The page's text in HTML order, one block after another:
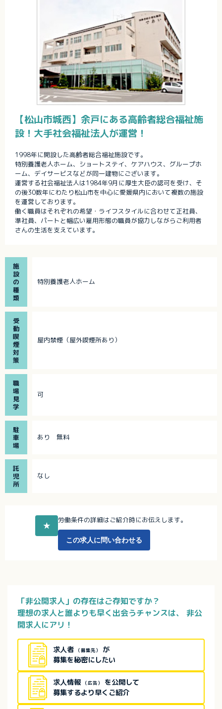
【松山市城西】余戸にある高齢者総合福祉施
設！大手社会福祉法人が運営！
1998年に開設した高齢者総合福祉施設です。
特別養護老人ホーム、ショートステイ、ケアハウス、グループホ
ーム、デイサービスなどが同一建物にございます。
運営する社会福祉法人は1984年9月に厚生大臣の認可を受け、そ
の後30数年にわたり松山市を中心に愛媛県内において複数の施設
を運営しております。
働く職員はそれぞれの希望・ライフスタイルに合わせて正社員、
準社員、パートと幅広い雇用形態の職員が協力しながらご利用者
さんの生活を支えています。
施
設
の
種
類
特別養護老人ホーム
受
動
喫
煙
対
策
屋内禁煙（屋外喫煙所あり）
職
場
見
学
可
駐
車
場
あり 無料
託
児
所
なし
★
労働条件の詳細はご紹介時にお伝えします。
この求人に問い合わせる
「非公開求人」の存在はご存知ですか？
理想の求人と誰よりも早く出会うチャンスは、
非公
開求人にアリ！
求人者 （募集先）
が
募集を秘密にしたい
求人情報 （広告）
を公開して
募集するより早くご紹介